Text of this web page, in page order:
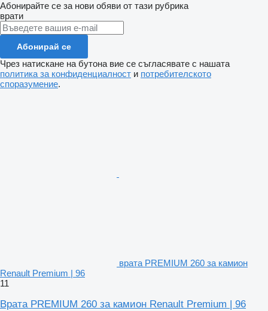
Абонирайте се за нови обяви от тази рубрика
врати
Абонирай се
Чрез натискане на бутона вие се съгласявате с нашата
политика за конфиденциалност и потребителското
споразумение.
врата PREMIUM 260 за камион
Renault Premium | 96
11
Врата PREMIUM 260 за камион Renault Premium | 96